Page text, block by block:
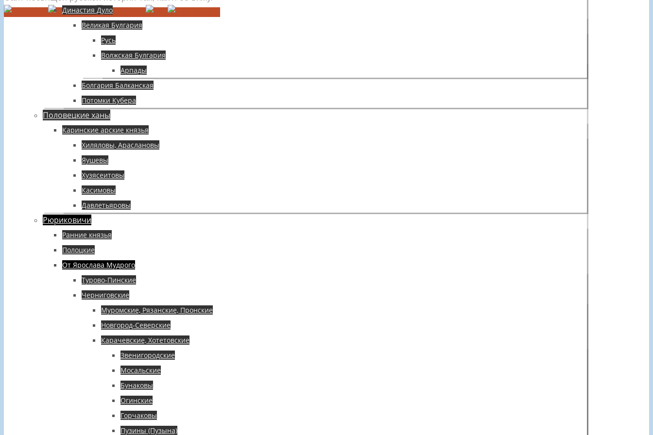
Династия Дуло
Великая Булгария
Русь
Волжская Булгария
Арпады
Болгария Балканская
Потомки Кубера
Половецкие ханы
Каринские арские князья
Хиляловы, Араслановы
Яушевы
Хузясеитовы
Касимовы
Давлетьяровы
Рюриковичи
Ранние князья
Полоцкие
От Ярослава Мудрого
Турово-Пинские
Черниговские
Муромские, Рязанские, Пронские
Новгород-Северские
Карачевские, Хотетовские
Звенигородские
Мосальские
Бунаковы
Огинские
Горчаковы
Пузины (Пузына)